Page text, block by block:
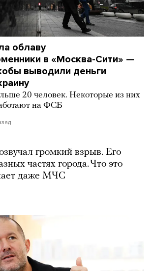
облаву
в «Москва-Сити» —
выводили деньги
20 человек. Некоторые из них
на ФСБ
громкий взрыв. Его
частях города. Что это
даже МЧС